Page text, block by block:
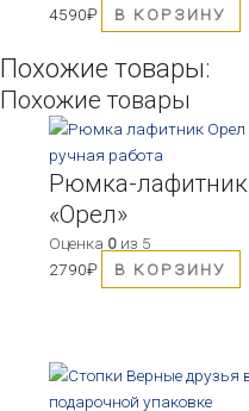
4590₽ В КОРЗИНУ
Похожие товары:
Похожие товары
Рюмка-лафитник
«Орел»
Оценка 0 из 5
2790₽ В КОРЗИНУ